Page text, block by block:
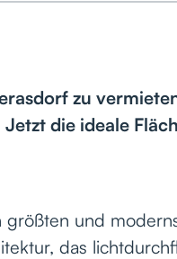
zu
die ideale
größten und
das